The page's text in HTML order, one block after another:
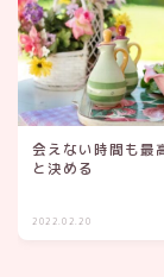
会えない時間も最
と決める
2022.02.20